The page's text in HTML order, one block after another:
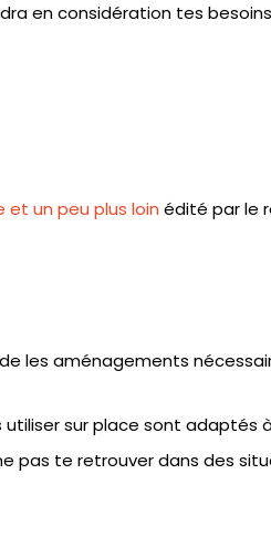
en considération tes besoins
et un peu plus loin édité par le
les aménagements
sur place sont adaptés
pas te retrouver dans des